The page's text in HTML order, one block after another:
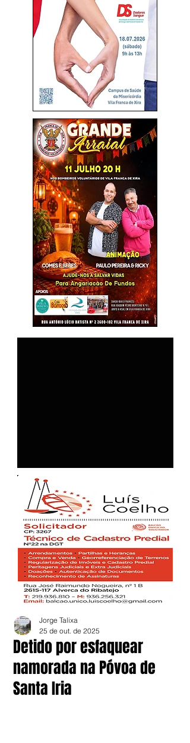
Detido por esfaquear
namorada na Póvoa de
Santa Iria
Jorge Talixa
25 de out. de 2025